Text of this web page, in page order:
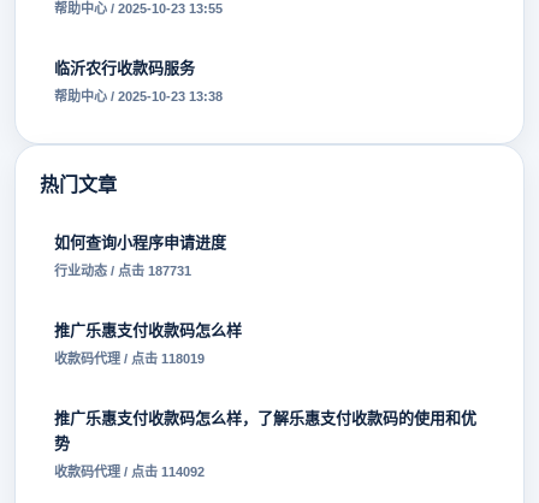
帮助中心 / 2025-10-23 13:55
临沂农行收款码服务
帮助中心 / 2025-10-23 13:38
热门文章
如何查询小程序申请进度
行业动态 / 点击 187731
推广乐惠支付收款码怎么样
收款码代理 / 点击 118019
推广乐惠支付收款码怎么样，了解乐惠支付收款码的使用和优
势
收款码代理 / 点击 114092